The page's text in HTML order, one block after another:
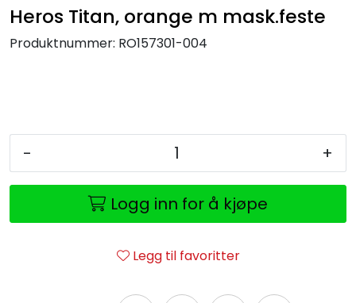
Heros Titan, orange m mask.feste
Produktnummer: RO157301-004
- +
Logg inn for å kjøpe
Legg til favoritter
Reservedeler
Nyheter
Kvalitet og miljø